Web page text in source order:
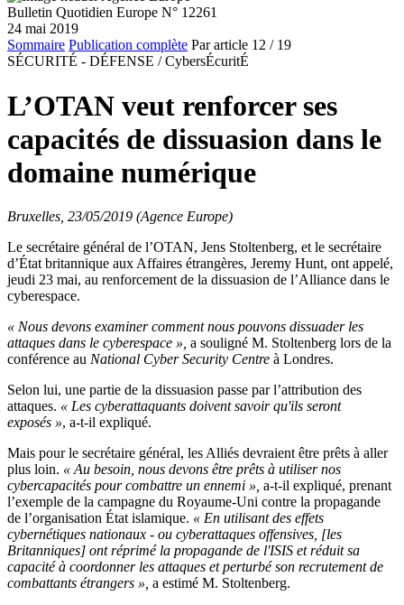
Bulletin Quotidien Europe N° 12261
24 mai 2019
Sommaire Publication complète Par article 12 / 19
SÉCURITÉ - DÉFENSE / CybersÉcuritÉ
L’OTAN veut renforcer ses
capacités de dissuasion dans le
domaine numérique
Bruxelles, 23/05/2019 (Agence Europe)
Le secrétaire général de l’OTAN, Jens Stoltenberg, et le secrétaire
d’État britannique aux Affaires étrangères, Jeremy Hunt, ont appelé,
jeudi 23 mai, au renforcement de la dissuasion de l’Alliance dans le
cyberespace.
« Nous devons examiner comment nous pouvons dissuader les
attaques dans le cyberespace », a souligné M. Stoltenberg lors de la
conférence au National Cyber Security Centre à Londres.
Selon lui, une partie de la dissuasion passe par l’attribution des
attaques. « Les cyberattaquants doivent savoir qu'ils seront
exposés », a-t-il expliqué.
Mais pour le secrétaire général, les Alliés devraient être prêts à aller
plus loin. « Au besoin, nous devons être prêts à utiliser nos
cybercapacités pour combattre un ennemi », a-t-il expliqué, prenant
l’exemple de la campagne du Royaume-Uni contre la propagande
de l’organisation État islamique. « En utilisant des effets
cybernétiques nationaux - ou cyberattaques offensives, [les
Britanniques] ont réprimé la propagande de l'ISIS et réduit sa
capacité à coordonner les attaques et perturbé son recrutement de
combattants étrangers », a estimé M. Stoltenberg.